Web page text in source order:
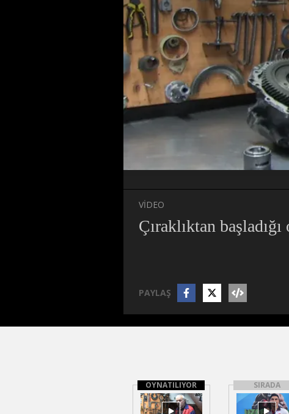
VİDEO
Çıraklıktan
PAYLAŞ
OYNATILIYOR SIRADA